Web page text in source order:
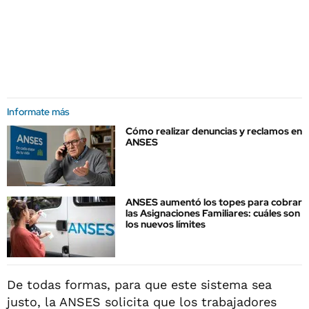
Informate más
Cómo realizar denuncias y reclamos en
ANSES
ANSES aumentó los topes para cobrar
las Asignaciones Familiares: cuáles son
los nuevos límites
De todas formas, para que este sistema sea
justo, la ANSES solicita que los trabajadores